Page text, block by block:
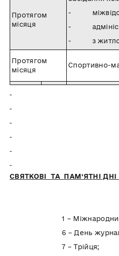
Протягом
місяця
-
-
- з
Протягом
місяця
Спортивно-
СВЯТКОВІ ТА ПАМ’ЯТНІ
1 – Міжнародний
6 – День
7 – Трійця;